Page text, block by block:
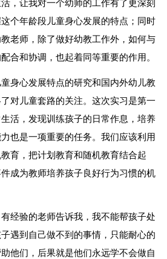
，让我对一个幼师的工作有了更深刻
个年龄段儿童身心发展的特点；同时
老师，除了做好幼教工作外，如何与
合和协调，也起着同等重要的作用。
身心发展特点的研究和国内外幼儿教
对儿童套路的关注。这次实习是第一
活，发现训练孩子的日常作息，培养
也是一项重要的任务。我们应该利用
育，把计划教育和随机教育结合起
成为教师培养孩子良好行为习惯的机
经验的老师告诉我，我不能帮孩子处
遇到自己做不到的事情，只能耐心的
他们，后果就是他们永远学不会做自